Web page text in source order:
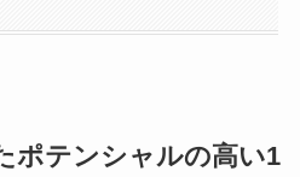
ポテンシャルの高い1